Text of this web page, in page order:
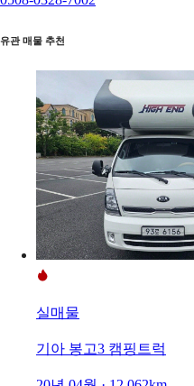
유관 매물 추천
실매물
기아 봉고3 캠핑트럭